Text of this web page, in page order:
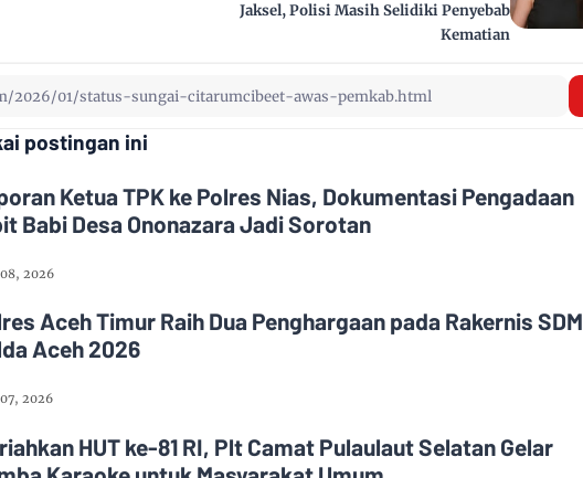
Jaksel, Polisi Masih Selidiki Penyebab
Kematian
postingan ini
Ketua TPK ke Polres Nias, Dokumentasi Pengadaan
Babi Desa Ononazara Jadi Sorotan
2026
Aceh Timur Raih Dua Penghargaan pada Rakernis SDM
Aceh 2026
2026
HUT ke-81 RI, Plt Camat Pulaulaut Selatan Gelar